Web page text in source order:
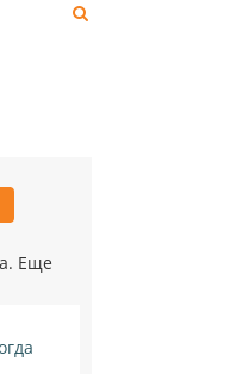
Еще